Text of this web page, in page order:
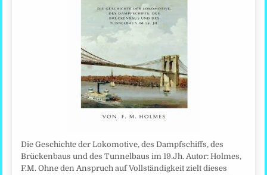
Die Geschichte der Lokomotive, des Dampfschiffs, des
Brückenbaus und des Tunnelbaus im 19.Jh. Autor: Holmes,
F.M. Ohne den Anspruch auf Vollständigkeit zielt dieses